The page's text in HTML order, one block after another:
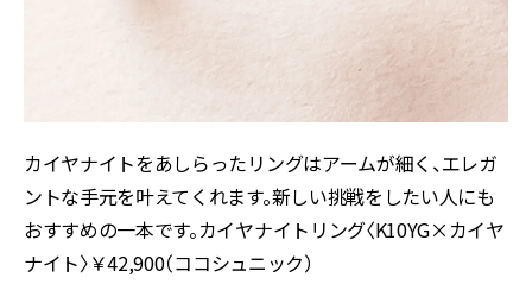
カイヤナイトをあしらったリングはアームが細く、エレガ
ントな手元を叶えてくれます。新しい挑戦をしたい人にも
おすすめの一本です。カイヤナイトリング〈K10YG×カイヤ
ナイト〉￥42,900（ココシュニック）